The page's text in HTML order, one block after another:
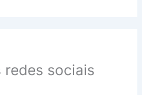
redes sociais